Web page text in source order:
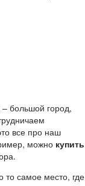
– большой город,
все про наш
можно купить
самое место, где